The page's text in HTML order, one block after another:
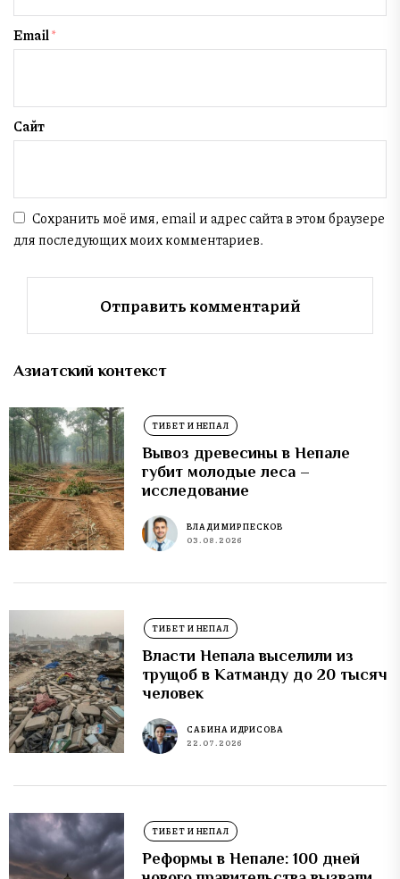
Email*
Сайт
Сохранить моё имя, email и адрес сайта в этом браузере
для последующих моих комментариев.
Азиатский контекст
ТИБЕТ И НЕПАЛ
Вывоз древесины в Непале
губит молодые леса –
исследование
ВЛАДИМИР ПЕСКОВ
03.08.2026
ТИБЕТ И НЕПАЛ
Власти Непала выселили из
трущоб в Катманду до 20 тысяч
человек
САБИНА ИДРИСОВА
22.07.2026
ТИБЕТ И НЕПАЛ
Реформы в Непале: 100 дней